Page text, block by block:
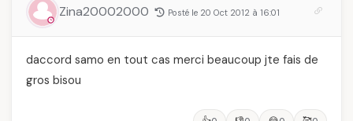
Zina20002000 Posté le 20 Oct 2012 à 16:01
daccord samo en tout cas merci beaucoup jte fais de
gros bisou